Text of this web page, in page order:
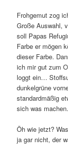
Frohgemut zog
Große Auswahl,
soll Papas
Farbe er mögen
dieser Farbe.
ich mir gut zum
loggt ein…
dunkelgrüne
standardmäßig
sich was
Öh wie jetzt?
ja gar nicht, der